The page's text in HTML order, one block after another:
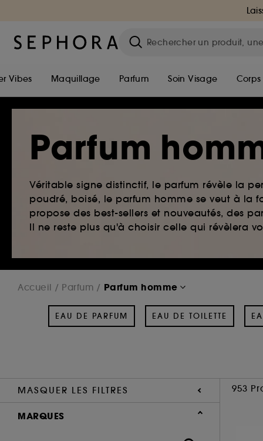
Vibes Maquillage Parfum Soin Visage Corps
Parfum
Véritable signe distinctif, le parfum révèle la
poudré, boisé, le parfum homme se veut à la
propose des best-sellers et nouveautés, des
Il ne reste plus qu'à choisir celle qui révèlera
Accueil Parfum Parfum homme
EAU DE PARFUM EAU DE TOILETTE
MASQUER LES FILTRES 953
MARQUES